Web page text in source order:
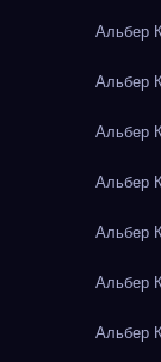
Альбер
Альбер
Альбер
Альбер
Альбер
Альбер
Альбер